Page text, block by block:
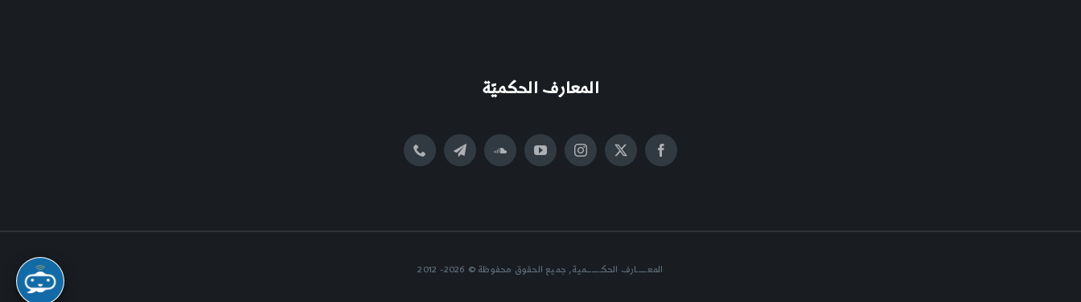
المعارف الحكميّة
المعــــــارف الحكــــــــمية, جميع الحقوق محفوظة © 2026- 2012